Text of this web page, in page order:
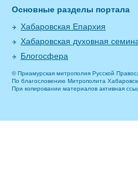
Основные разделы портала
Хабаровская Епархия
Хабаровская духовная
Блогосфера
© Приамурская митрополия Русской
По благословению Митрополита
При копировании материалов активная